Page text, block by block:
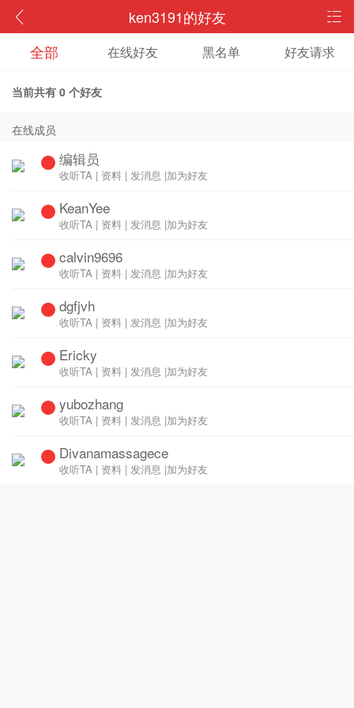
ken3191的好友
全部 在线好友 黑名单 好友请求
当前共有 0 个好友
在线成员
编辑员
收听TA | 资料 | 发消息 |加为好友
KeanYee
收听TA | 资料 | 发消息 |加为好友
calvin9696
收听TA | 资料 | 发消息 |加为好友
dgfjvh
收听TA | 资料 | 发消息 |加为好友
Ericky
收听TA | 资料 | 发消息 |加为好友
yubozhang
收听TA | 资料 | 发消息 |加为好友
Divanamassagece
收听TA | 资料 | 发消息 |加为好友